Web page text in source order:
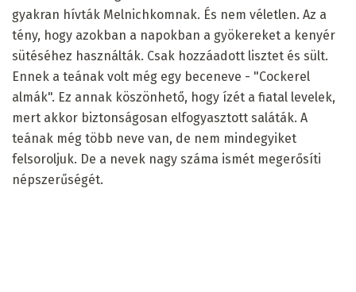
gyakran hívták Melnichkomnak. És nem véletlen. Az a
tény, hogy azokban a napokban a gyökereket a kenyér
sütéséhez használták. Csak hozzáadott lisztet és sült.
Ennek a teának volt még egy beceneve - "Cockerel
almák". Ez annak köszönhető, hogy ízét a fiatal levelek,
mert akkor biztonságosan elfogyasztott saláták. A
teának még több neve van, de nem mindegyiket
felsoroljuk. De a nevek nagy száma ismét megerősíti
népszerűségét.